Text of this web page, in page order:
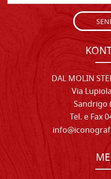
DAL MOLIN
Via
Sandrigo
Tel. e Fax